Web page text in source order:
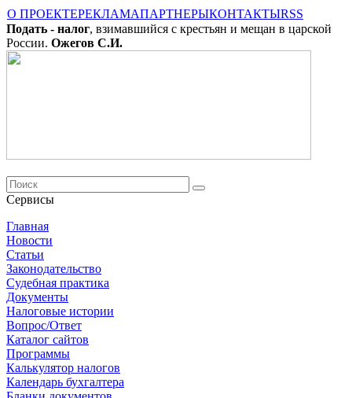
О ПРОЕКТЕРЕКЛАМАПАРТНЕРЫКОНТАКТЫRSS
Подать - налог, взимавшийся с крестьян и мещан в царской
России. Ожегов С.И.
Сервисы
Главная
Новости
Cтатьи
Законодательство
Судебная практика
Документы
Налоговые истории
Вопрос/Ответ
Каталог сайтов
Программы
Калькулятор налогов
Календарь бухгалтера